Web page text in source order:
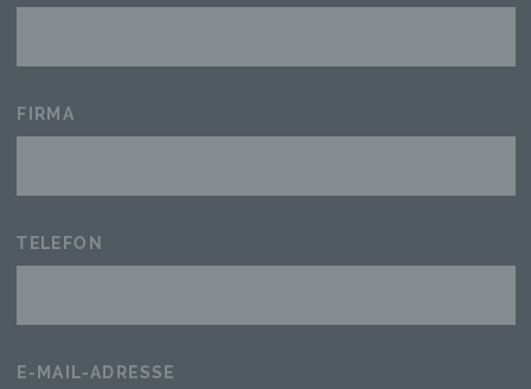
FIRMA
TELEFON
E-MAIL-ADRESSE